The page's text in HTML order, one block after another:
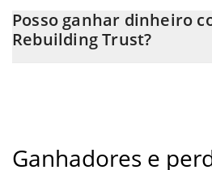
ou via transferência p2p. E a melhor
Rebuilding Trust é através de um bot
Posso ganhar dinheiro
Rebuilding Trust?
Ganhadores e